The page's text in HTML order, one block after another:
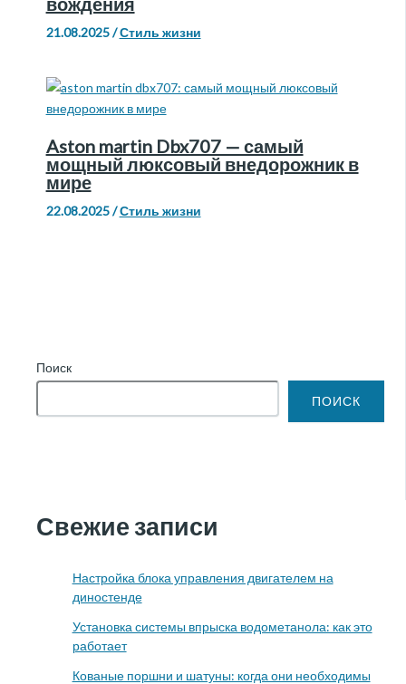
Поиск
ПОИСК
Свежие записи
Настройка блока управления двигателем на
диностенде
Установка системы впрыска водометанола: как это
работает
Кованые поршни и шатуны: когда они необходимы
21.08.2025/Стиль жизни
Aston martin Dbx707 — самый
мощный люксовый внедорожник в
мире
22.08.2025/Стиль жизни